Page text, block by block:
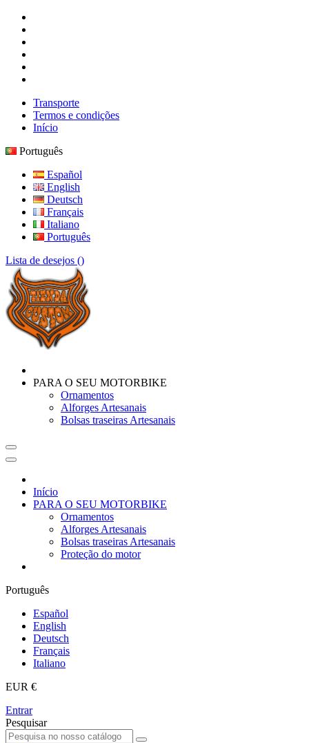
Transporte
Termos e condições
Início
Português
Español
English
Deutsch
Français
Italiano
Português
Lista de desejos ()
PARA O SEU MOTORBIKE
Ornamentos
Alforges Artesanais
Bolsas traseiras Artesanais
Início
PARA O SEU MOTORBIKE
Ornamentos
Alforges Artesanais
Bolsas traseiras Artesanais
Proteção do motor
Português
Español
English
Deutsch
Français
Italiano
EUR €
Entrar
Pesquisar